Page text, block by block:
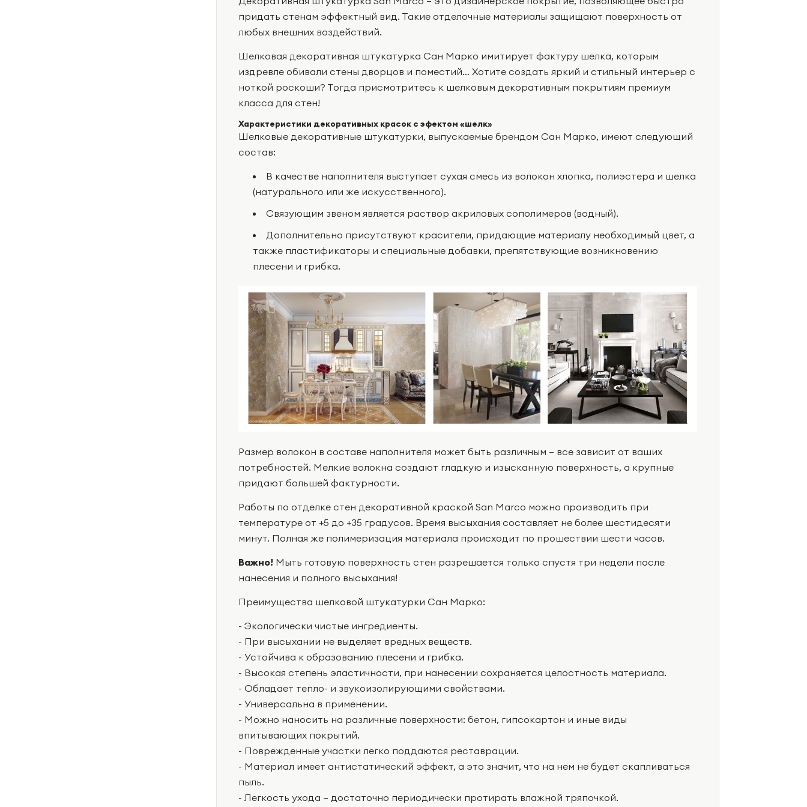
придать стенам эффектный вид. Такие отделочные материалы защищают поверхность от
любых внешних воздействий.
Шелковая декоративная штукатурка Сан Марко имитирует фактуру шелка, которым
издревле обивали стены дворцов и поместий… Хотите создать яркий и стильный интерьер с
ноткой роскоши? Тогда присмотритесь к шелковым декоративным покрытиям премиум
класса для стен!
Характеристики декоративных красок с эфектом «шелк»
Шелковые декоративные штукатурки, выпускаемые брендом Сан Марко, имеют следующий
состав:
В качестве наполнителя выступает сухая смесь из волокон хлопка, полиэстера и шелка
(натурального или же искусственного).
Связующим звеном является раствор акриловых сополимеров (водный).
Дополнительно присутствуют красители, придающие материалу необходимый цвет, а
также пластификаторы и специальные добавки, препятствующие возникновению
плесени и грибка.
Размер волокон в составе наполнителя может быть различным – все зависит от ваших
потребностей. Мелкие волокна создают гладкую и изысканную поверхность, а крупные
придают большей фактурности.
Работы по отделке стен декоративной краской San Marco можно производить при
температуре от +5 до +35 градусов. Время высыхания составляет не более шестидесяти
минут. Полная же полимеризация материала происходит по прошествии шести часов.
Важно! Мыть готовую поверхность стен разрешается только спустя три недели после
нанесения и полного высыхания!
Преимущества шелковой штукатурки Сан Марко:
- Экологически чистые ингредиенты.
- При высыхании не выделяет вредных веществ.
- Устойчива к образованию плесени и грибка.
- Высокая степень эластичности, при нанесении сохраняется целостность материала.
- Обладает тепло- и звукоизолирующими свойствами.
- Универсальна в применении.
- Можно наносить на различные поверхности: бетон, гипсокартон и иные виды
впитывающих покрытий.
- Поврежденные участки легко поддаются реставрации.
- Материал имеет антистатический эффект, а это значит, что на нем не будет скапливаться
пыль.
- Легкость ухода – достаточно периодически протирать влажной тряпочкой.